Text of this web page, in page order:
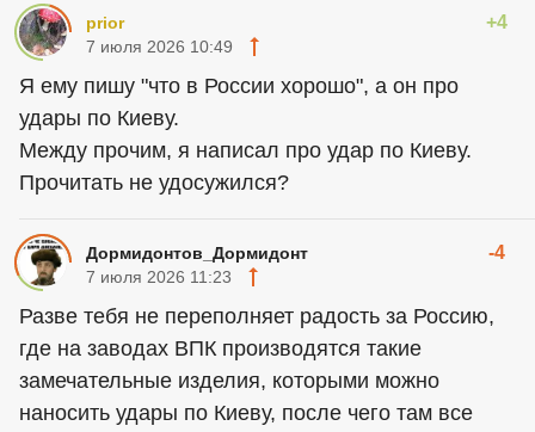
prior +4
7 июля 2026 10:49
Я ему пишу "что в России хорошо", а он про
удары по Киеву.
Между прочим, я написал про удар по Киеву.
Прочитать не удосужился?
Дормидонтов_Дормидонт -4
7 июля 2026 11:23
Разве тебя не переполняет радость за Россию,
где на заводах ВПК производятся такие
замечательные изделия, которыми можно
наносить удары по Киеву, после чего там все